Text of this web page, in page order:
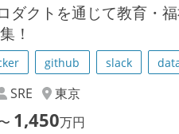
ロダクトを通じて教育・
！
github slack
SRE
東京
1,450万円